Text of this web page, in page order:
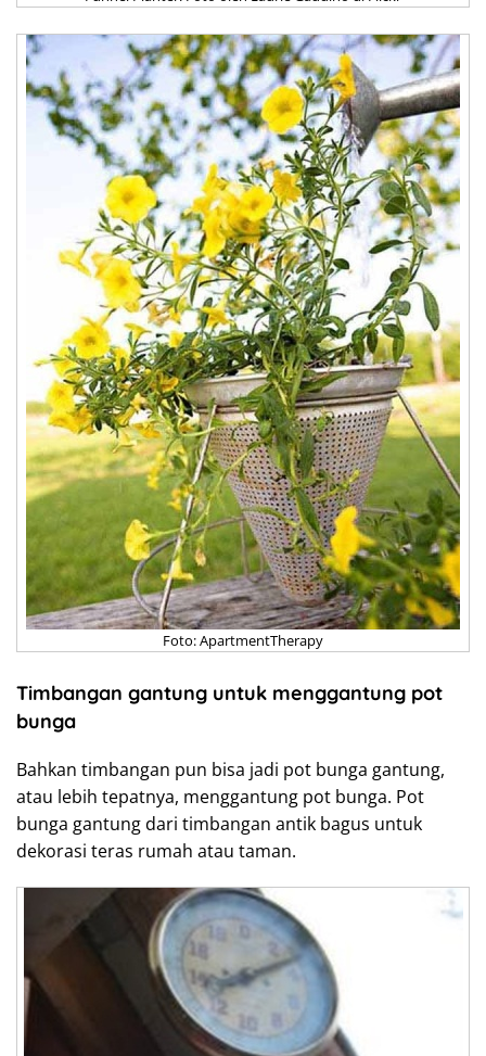
Foto: ApartmentTherapy
Timbangan gantung untuk menggantung pot
bunga
Bahkan timbangan pun bisa jadi pot bunga gantung,
atau lebih tepatnya, menggantung pot bunga. Pot
bunga gantung dari timbangan antik bagus untuk
dekorasi teras rumah atau taman.